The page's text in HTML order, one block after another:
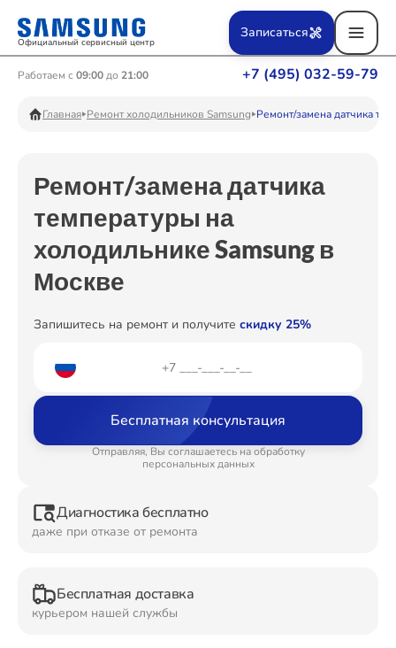
Официальный сервисный центр
+7 (495) 032-59-79
Работаем с 09:00до 21:00
Записаться
Главная Ремонт холодильников Samsung Ремонт/замена датчика
Ремонт/замена датчика
температуры на
холодильнике Samsung в
Москве
Запишитесь на ремонт и получите скидку 25%
Бесплатная консультация
Отправляя, Вы соглашаетесь на обработку
персональных данных
Диагностика бесплатно
даже при отказе от ремонта
Бесплатная доставка
курьером нашей службы
Ремонт Вертикальных пылесосов
Ремонт Телевизоров
Ремонт Пылесосов
Ремонт Планшетов
Ремонт Видеокамер
Ремонт Мониторов